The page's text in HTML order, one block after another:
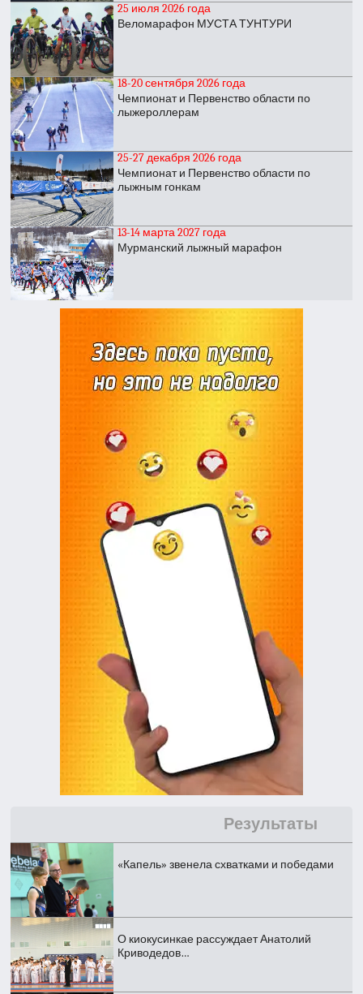
25 июля 2026 года
Веломарафон МУСТА ТУНТУРИ
18-20 сентября 2026 года
Чемпионат и Первенство области по
лыжероллерам
25-27 декабря 2026 года
Чемпионат и Первенство области по
лыжным гонкам
13-14 марта 2027 года
Мурманский лыжный марафон
Результаты
«Капель» звенела схватками и победами
О киокусинкае рассуждает Анатолий
Криводедов…